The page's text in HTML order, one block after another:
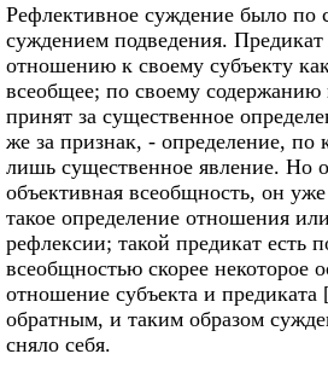
Рефлективное суждение было по
суждением подведения.
отношению к своему субъекту
всеобщее; по своему содержанию
принят за существенное
же за признак, - определение, по
лишь существенное явление. Но
объективная всеобщность, он
такое определение отношения
рефлексии; такой предикат есть
всеобщностью скорее некоторое
отношение субъекта и предиката
обратным, и таким образом
сняло себя.